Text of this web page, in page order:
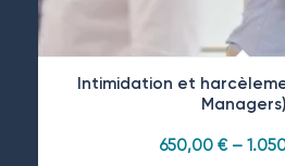
Intimidation et
Managers)
650,00 €–